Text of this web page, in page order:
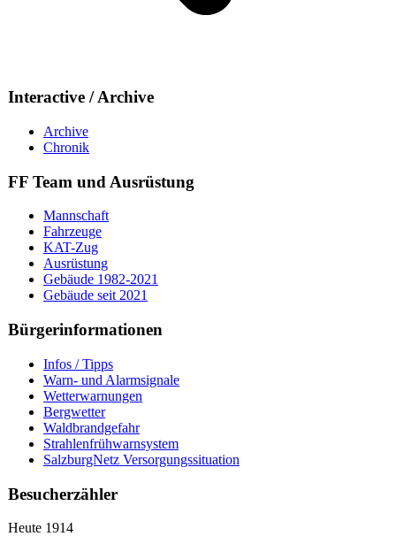
Interactive / Archive
Archive
Chronik
FF Team und Ausrüstung
Mannschaft
Fahrzeuge
KAT-Zug
Ausrüstung
Gebäude 1982-2021
Gebäude seit 2021
Bürgerinformationen
Infos / Tipps
Warn- und Alarmsignale
Wetterwarnungen
Bergwetter
Waldbrandgefahr
Strahlenfrühwarnsystem
SalzburgNetz Versorgungssituation
Besucherzähler
Heute 1914